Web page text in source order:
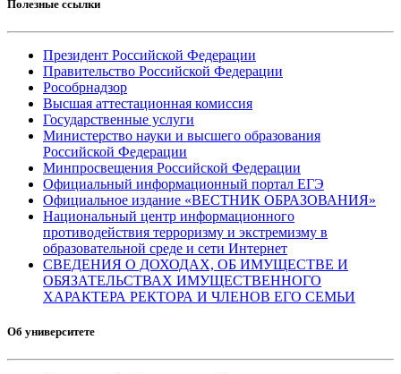
Полезные ссылки
Президент Российской Федерации
Правительство Российской Федерации
Рособрнадзор
Высшая аттестационная комиссия
Государственные услуги
Министерство науки и высшего образования
Российской Федерации
Минпросвещения Российской Федерации
Официальный информационный портал ЕГЭ
Официальное издание «ВЕСТНИК ОБРАЗОВАНИЯ»
Национальный центр информационного
противодействия терроризму и экстремизму в
образовательной среде и сети Интернет
СВЕДЕНИЯ О ДОХОДАХ, ОБ ИМУЩЕСТВЕ И
ОБЯЗАТЕЛЬСТВАХ ИМУЩЕСТВЕННОГО
ХАРАКТЕРА РЕКТОРА И ЧЛЕНОВ ЕГО СЕМЬИ
Об университете